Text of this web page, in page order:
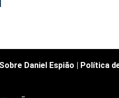
Sobre Daniel Espião Política